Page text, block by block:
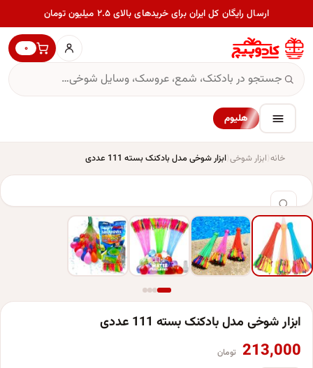
ارسال رایگان کل ایران برای خریدهای بالای ۲.۵ میلیون تومان
۰
هلیوم
خانه ابزار شوخی ابزار شوخی مدل بادکنک بسته 111 عددی
ابزار شوخی مدل بادکنک بسته 111 عددی
213,000 تومان